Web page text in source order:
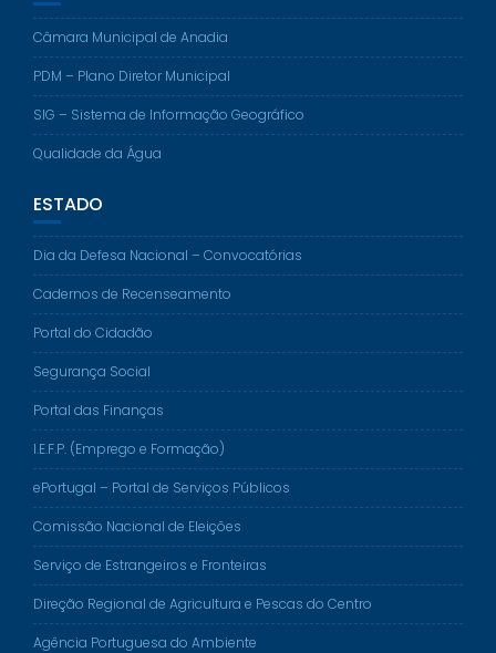
Câmara Municipal de Anadia
PDM – Plano Diretor Municipal
SIG – Sistema de Informação Geográfico
Qualidade da Água
ESTADO
Dia da Defesa Nacional – Convocatórias
Cadernos de Recenseamento
Portal do Cidadão
Segurança Social
Portal das Finanças
I.E.F.P. (Emprego e Formação)
ePortugal – Portal de Serviços Públicos
Comissão Nacional de Eleições
Serviço de Estrangeiros e Fronteiras
Direção Regional de Agricultura e Pescas do Centro
Agência Portuguesa do Ambiente